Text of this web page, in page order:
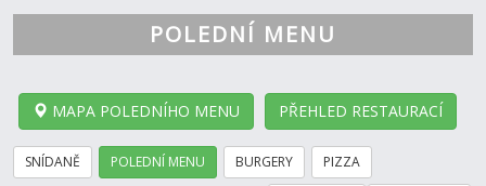
POLEDNÍ MENU
MAPA POLEDNÍHO MENU PŘEHLED RESTAURACÍ
SNÍDANĚ POLEDNÍ MENU BURGERY PIZZA